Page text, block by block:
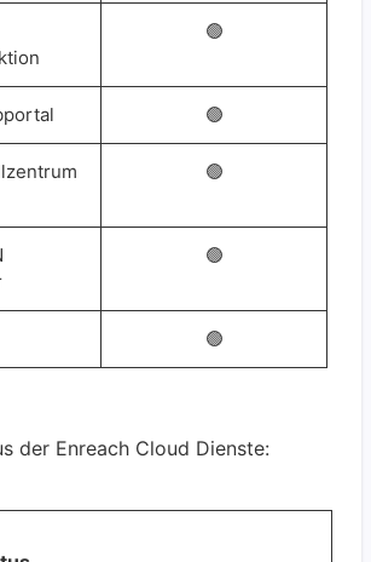
🟢
🟢
🟢
🟢
🟢
der Enreach Cloud Dienste: